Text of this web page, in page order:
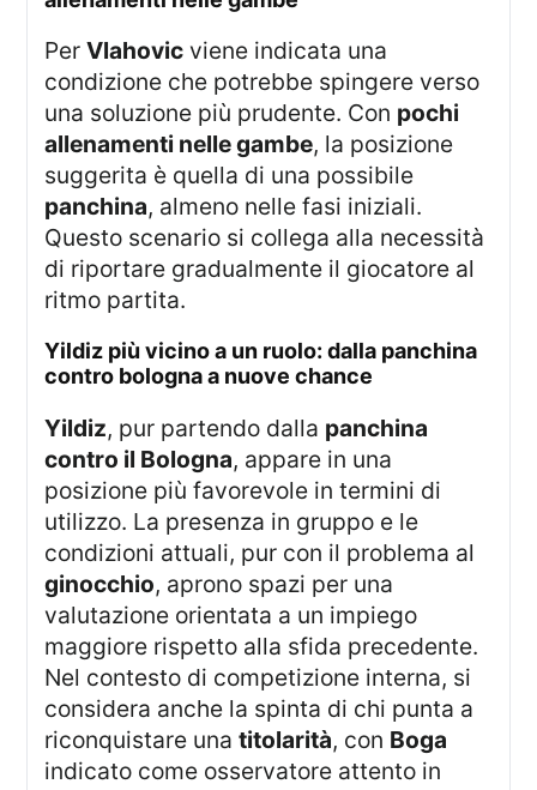
PerVlahovic viene indicata una
condizione che potrebbe spingere verso
una soluzione più prudente. Con pochi
allenamenti nelle gambe, la posizione
suggerita è quella di una possibile
panchina, almeno nelle fasi iniziali.
Questo scenario si collega alla necessità
di riportare gradualmente il giocatore al
ritmo partita.
yildiz più vicino a un ruolo: dalla panchina
contro bologna a nuove chance
Yildiz, pur partendo dalla panchina
contro il Bologna, appare in una
posizione più favorevole in termini di
utilizzo. La presenza in gruppo e le
condizioni attuali, pur con il problema al
ginocchio, aprono spazi per una
valutazione orientata a un impiego
maggiore rispetto alla sfida precedente.
Nel contesto di competizione interna, si
considera anche la spinta di chi punta a
riconquistare unatitolarità, con Boga
indicato come osservatore attento in